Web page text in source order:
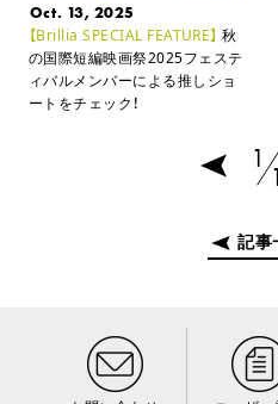
Oct. 13, 2025
【Brillia SPECIAL FEATURE】 秋
の国際短編映画祭2025フェステ
ィバルメンバーによる推しショ
ートをチェック！
1
記事